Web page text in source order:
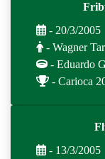
- 20/3/2005
- Wagner
- Eduardo
- Carioca
- 13/3/2005